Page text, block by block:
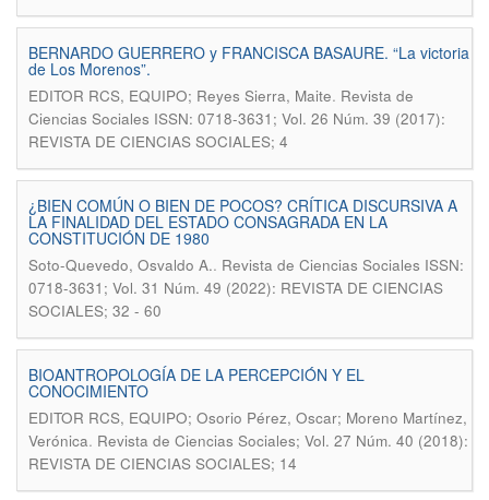
BERNARDO GUERRERO y FRANCISCA BASAURE. “La victoria
de Los Morenos”.
EDITOR RCS, EQUIPO; Reyes Sierra, Maite. Revista de
Ciencias Sociales ISSN: 0718-3631; Vol. 26 Núm. 39 (2017):
REVISTA DE CIENCIAS SOCIALES; 4
¿BIEN COMÚN O BIEN DE POCOS? CRÍTICA DISCURSIVA A
LA FINALIDAD DEL ESTADO CONSAGRADA EN LA
CONSTITUCIÓN DE 1980
Soto-Quevedo, Osvaldo A.. Revista de Ciencias Sociales ISSN:
0718-3631; Vol. 31 Núm. 49 (2022): REVISTA DE CIENCIAS
SOCIALES; 32 - 60
BIOANTROPOLOGÍA DE LA PERCEPCIÓN Y EL
CONOCIMIENTO
EDITOR RCS, EQUIPO; Osorio Pérez, Oscar; Moreno Martínez,
Verónica. Revista de Ciencias Sociales; Vol. 27 Núm. 40 (2018):
REVISTA DE CIENCIAS SOCIALES; 14